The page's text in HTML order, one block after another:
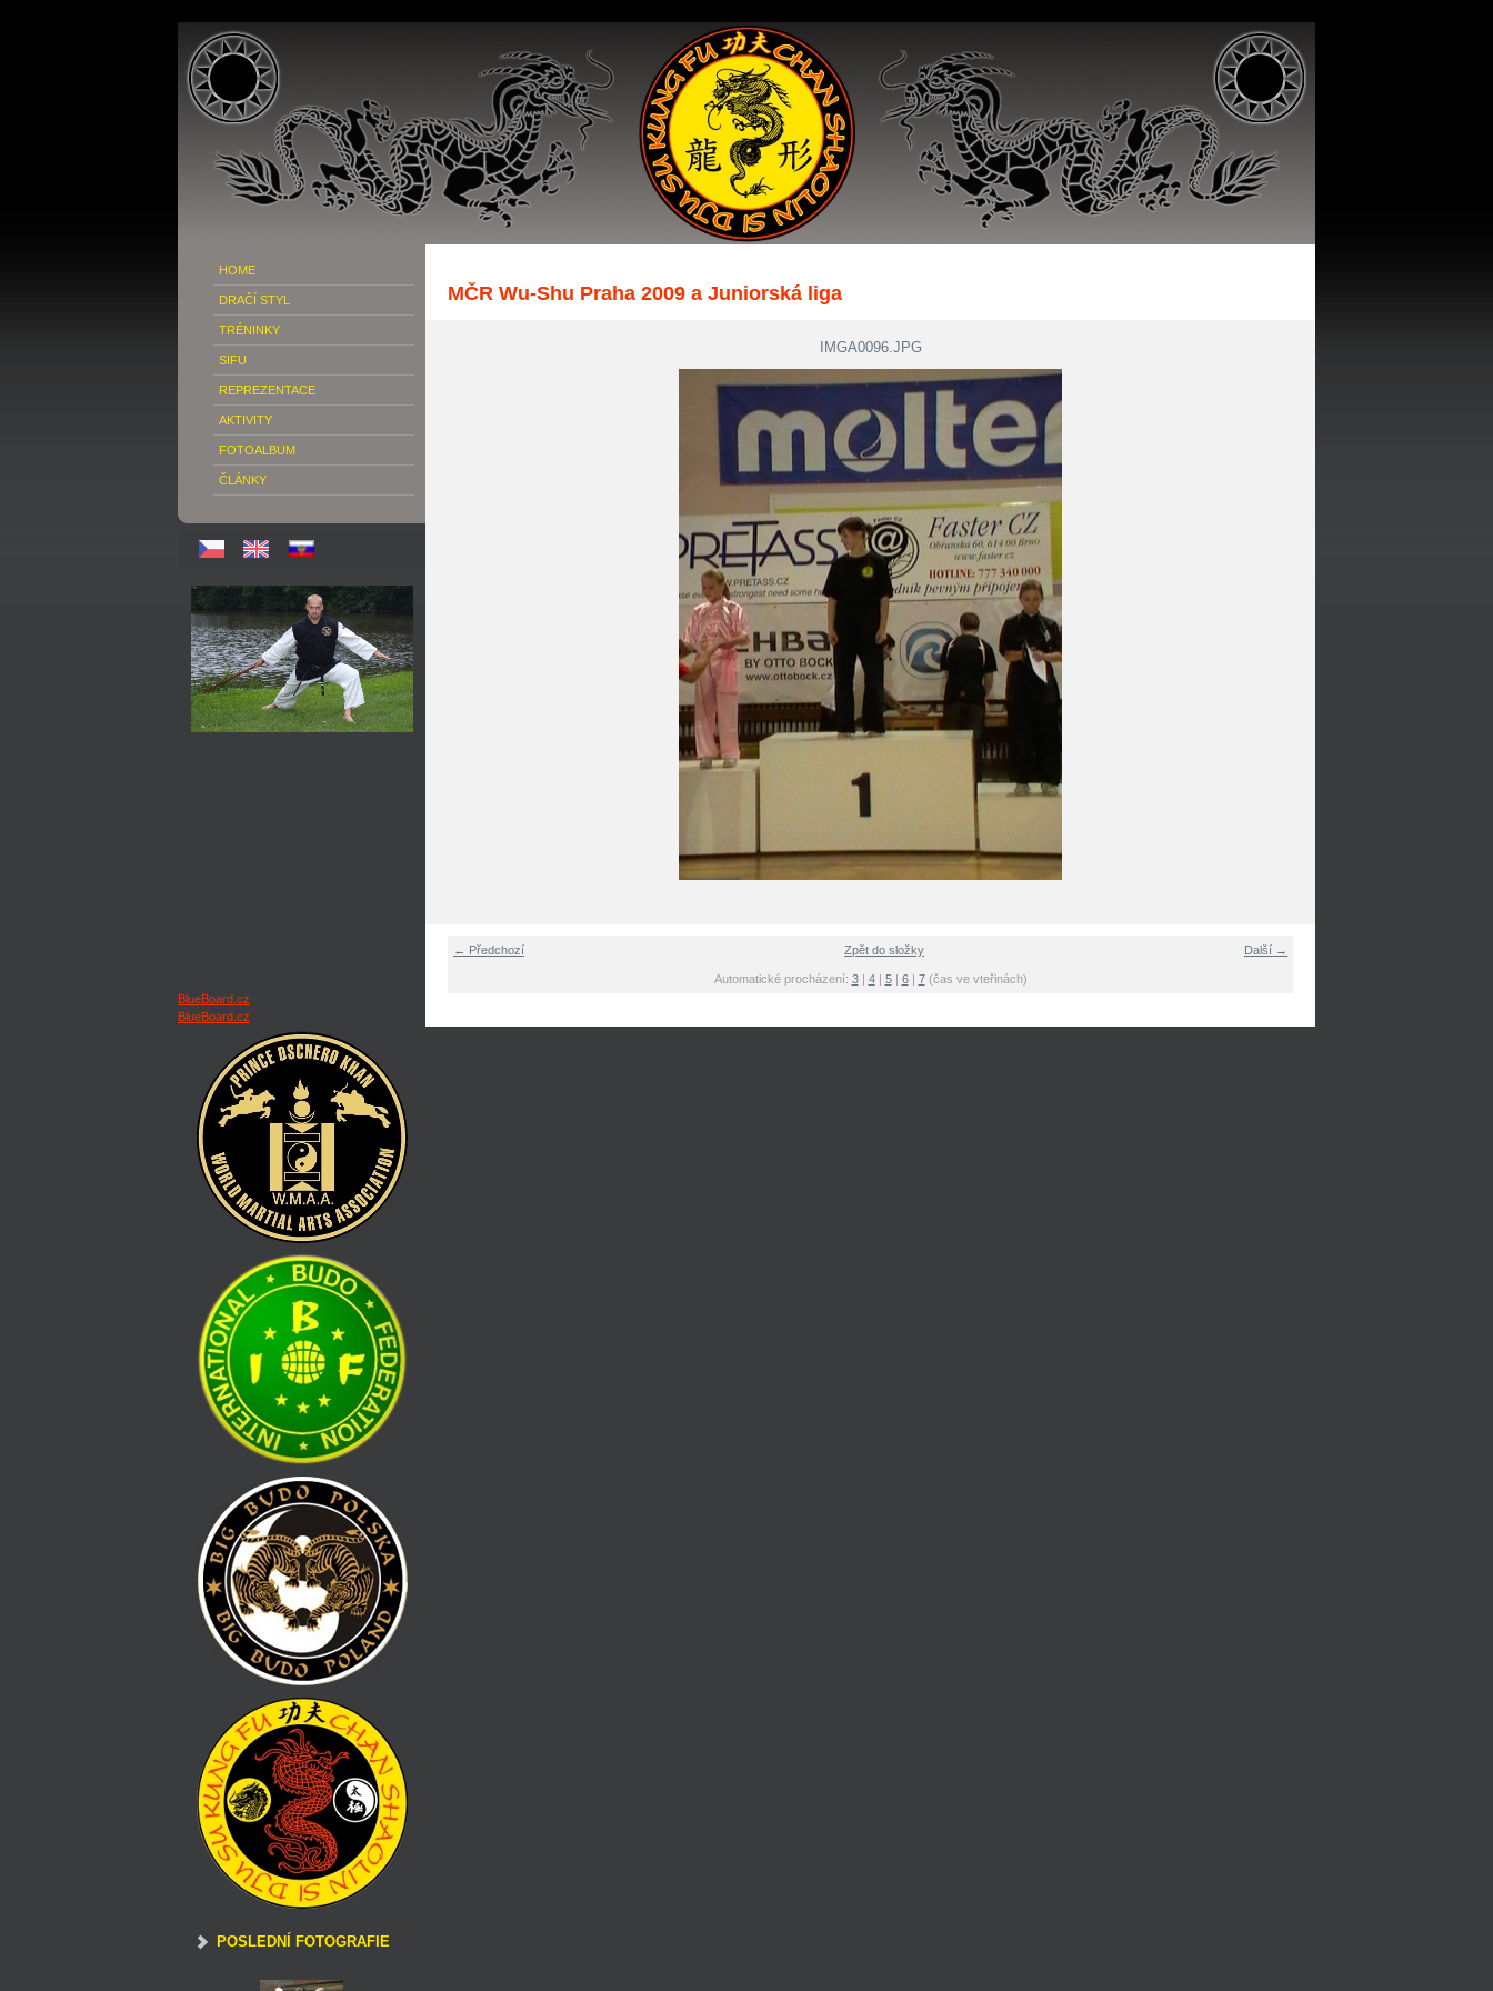
HOME
DRAČÍ STYL
TRÉNINKY
SIFU
REPREZENTACE
AKTIVITY
FOTOALBUM
ČLÁNKY
BlueBoard.cz
BlueBoard.cz
POSLEDNÍ FOTOGRAFIE
MČR Wu-Shu Praha 2009 a Juniorská liga
IMGA0096.JPG
← Předchozí Další →
Zpět do složky
Automatické procházení: 3| 4| 5| 6| 7(čas ve vteřinách)